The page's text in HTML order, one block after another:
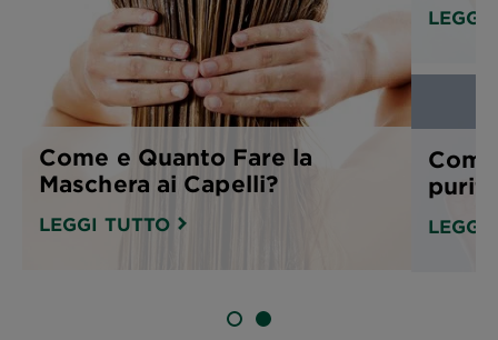
Come e Quanto Fare la
Maschera ai Capelli?
LEGGI TUTTO
LEGGI
LEGGI
SLIDE 1SLIDE 2